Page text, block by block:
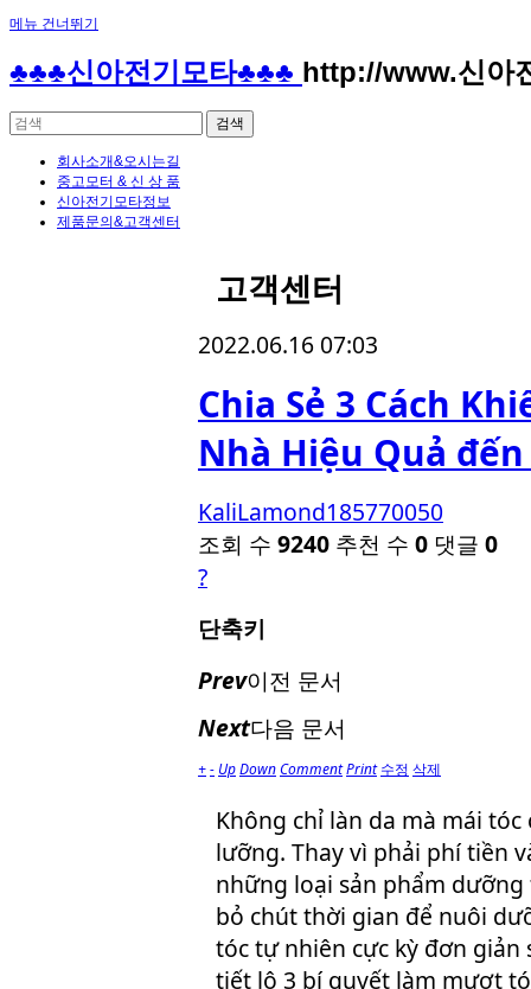
메뉴 건너뛰기
♣♣♣신아전기모타♣♣♣ http://www.신아
회사소개&오시는길
중고모터 & 신 상 품
신아전기모타정보
제품문의&고객센터
고객센터
2022.06.16 07:03
Chia Sẻ 3 Cách
Nhà Hiệu Quả
KaliLamond185770050
조회 수 9240 추천 수 0 댓글 0
?
단축키
Prev이전 문서
Next다음 문서
+- UpDownCommentPrint 수정 삭제
Không chỉ làn da mà mái
lưỡng. Thay vì phải phí tiền
những loại sản phẩm
bỏ chút thời gian để nuôi
tóc tự nhiên cực kỳ đơn giản
tiết lộ 3 bí quyết làm mượt